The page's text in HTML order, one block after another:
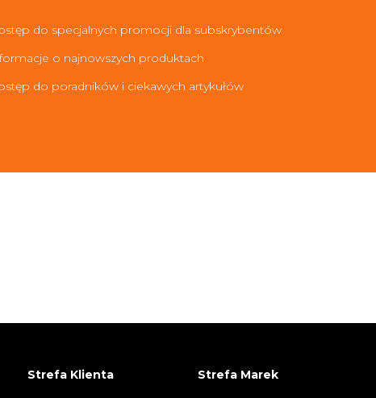
do specjalnych promocji dla subskrybentów
o najnowszych produktach
do poradników i ciekawych artykułów
Strefa Klienta Strefa Marek